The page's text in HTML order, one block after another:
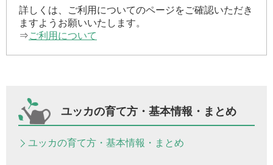
詳しくは、ご利用についてのページをご確認いただき
ますようお願いいたします。
⇒ご利用について
ユッカの育て方・基本情報・まとめ
ユッカの育て方・基本情報・まとめ